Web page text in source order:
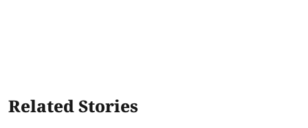
Related Stories